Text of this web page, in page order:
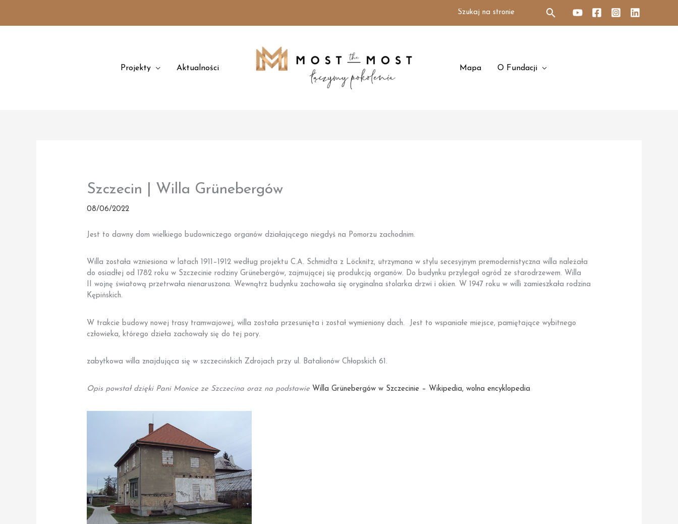
treści
for:
Projekty Aktualności Mapa O Fundacji
Szczecin | Willa Grünebergów
08/06/2022
Jest to dawny dom wielkiego budowniczego organów działającego niegdyś na Pomorzu zachodnim.
Willa została wzniesiona w latach 1911–1912 według projektu C.A. Schmidta z Löcknitz, utrzymana w stylu secesyjnym premodernistyczna willa należała
do osiadłej od 1782 roku w Szczecinie rodziny Grünebergów, zajmującej się produkcją organów. Do budynku przylegał ogród ze starodrzewem. Willa
II wojnę światową przetrwała nienaruszona. Wewnątrz budynku zachowała się oryginalna stolarka drzwi i okien. W 1947 roku w willi zamieszkała rodzina
Kępińskich.
W trakcie budowy nowej trasy tramwajowej, willa została przesunięta i został wymieniony dach. Jest to wspaniałe miejsce, pamiętające wybitnego
człowieka, którego dzieła zachowały się do tej pory.
zabytkowa willa znajdująca się w szczecińskich Zdrojach przy ul. Batalionów Chłopskich 61.
Opis powstał dzięki Pani Monice ze Szczecina oraz na podstawie Willa Grünebergów w Szczecinie – Wikipedia, wolna encyklopedia